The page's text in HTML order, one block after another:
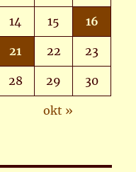
14 15 16
21 22 23
28 29 30
okt »